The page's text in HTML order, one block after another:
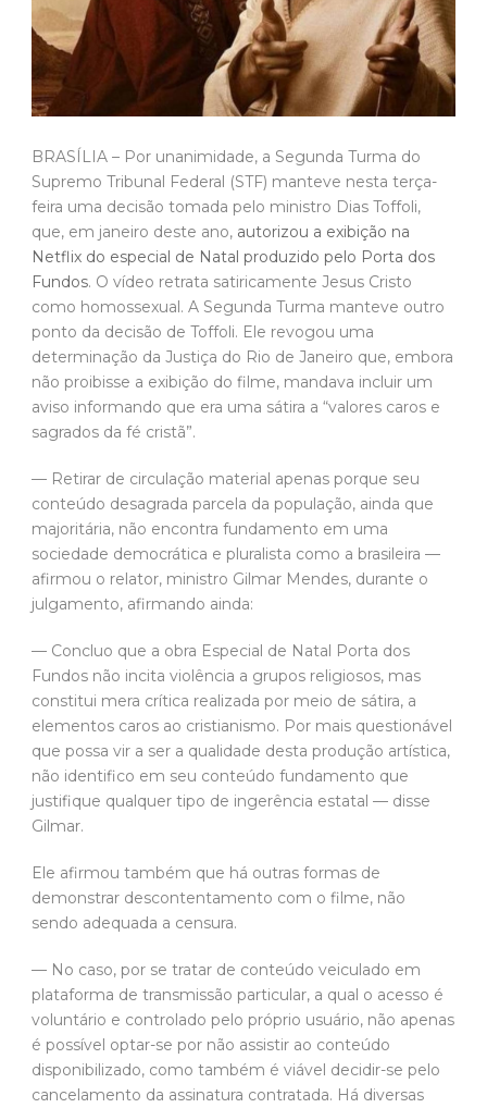
BRASÍLIA – Por unanimidade, a Segunda Turma do
Supremo Tribunal Federal (STF) manteve nesta terça-
feira uma decisão tomada pelo ministro Dias Toffoli,
que, em janeiro deste ano, autorizou a exibição na
Netflix do especial de Natal produzido pelo Porta dos
Fundos. O vídeo retrata satiricamente Jesus Cristo
como homossexual. A Segunda Turma manteve outro
ponto da decisão de Toffoli. Ele revogou uma
determinação da Justiça do Rio de Janeiro que, embora
não proibisse a exibição do filme, mandava incluir um
aviso informando que era uma sátira a “valores caros e
sagrados da fé cristã”.
— Retirar de circulação material apenas porque seu
conteúdo desagrada parcela da população, ainda que
majoritária, não encontra fundamento em uma
sociedade democrática e pluralista como a brasileira —
afirmou o relator, ministro Gilmar Mendes, durante o
julgamento, afirmando ainda:
— Concluo que a obra Especial de Natal Porta dos
Fundos não incita violência a grupos religiosos, mas
constitui mera crítica realizada por meio de sátira, a
elementos caros ao cristianismo. Por mais questionável
que possa vir a ser a qualidade desta produção artística,
não identifico em seu conteúdo fundamento que
justifique qualquer tipo de ingerência estatal — disse
Gilmar.
Ele afirmou também que há outras formas de
demonstrar descontentamento com o filme, não
sendo adequada a censura.
— No caso, por se tratar de conteúdo veiculado em
plataforma de transmissão particular, a qual o acesso é
voluntário e controlado pelo próprio usuário, não apenas
é possível optar-se por não assistir ao conteúdo
disponibilizado, como também é viável decidir-se pelo
cancelamento da assinatura contratada. Há diversas